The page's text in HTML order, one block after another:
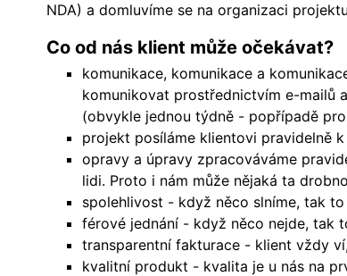
NDA) a domluvíme se na organizaci
Co od nás klient může očekávat?
komunikace, komunikace a
komunikovat prostřednictvím e-mailů
(obvykle jednou týdně - popřípadě
projekt posíláme klientovi pravidelně
opravy a úpravy zpracováváme
lidi. Proto i nám může nějaká ta
spolehlivost - když něco slníme, tak to
férové jednání - když něco nejde, tak
transparentní fakturace - klient vždy
kvalitní produkt - kvalita je u nás na